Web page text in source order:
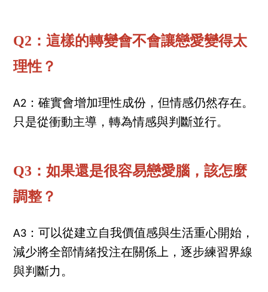
Q2：這樣的轉變會不會讓戀愛變得太
理性？
A2：確實會增加理性成份，但情感仍然存在。
只是從衝動主導，轉為情感與判斷並行。
Q3：如果還是很容易戀愛腦，該怎麼
調整？
A3：可以從建立自我價值感與生活重心開始，
減少將全部情緒投注在關係上，逐步練習界線
與判斷力。